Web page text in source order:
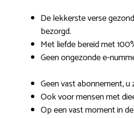
De lekkerste verse
bezorgd.
Met liefde bereid met
Geen ongezonde e-
Geen vast abonnement, u
Ook voor mensen met
Op een vast moment in